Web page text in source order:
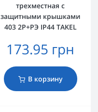
трехместная с
защитными крышками
403 2Р+РЭ IP44 TAKEL
173.95 грн
В корзину